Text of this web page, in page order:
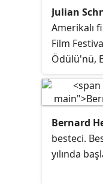
Julian
Amerikalı
Film
Ödülü'nü,
yanında
César
kez Altın
Javier
Bernard
besteci.
yılında